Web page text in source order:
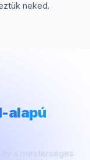
neked.
alapú
a mesterséges